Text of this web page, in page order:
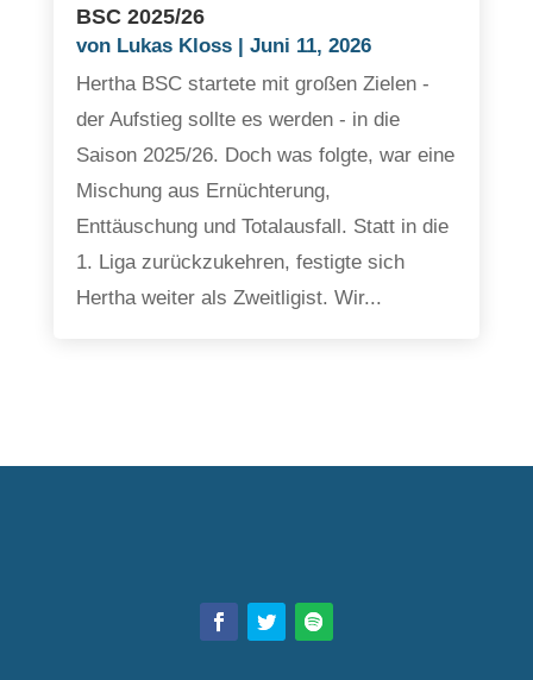
BSC 2025/26
von Lukas Kloss| Juni 11, 2026
Hertha BSC startete mit großen Zielen -
der Aufstieg sollte es werden - in die
Saison 2025/26. Doch was folgte, war eine
Mischung aus Ernüchterung,
Enttäuschung und Totalausfall. Statt in die
1. Liga zurückzukehren, festigte sich
Hertha weiter als Zweitligist. Wir...